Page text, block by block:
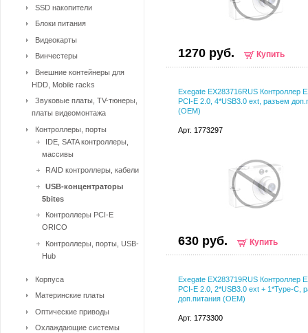
1270 руб. Купить
Exegate EX283716RUS Контроллер
PCI-E 2.0, 4*USB3.0 ext, разъем
(OEM)
Арт. 1773297
630 руб. Купить
Exegate EX283719RUS Контроллер
PCI-E 2.0, 2*USB3.0 ext + 1*Type-C,
доп.питания (OEM)
Арт. 1773300
SSD накопители
Блоки питания
Видеокарты
Винчестеры
Внешние контейнеры для
HDD, Mobile racks
Звуковые платы, TV-тюнеры,
платы видеомонтажа
Контроллеры, порты
IDE, SATA контроллеры,
массивы
RAID контроллеры, кабели
USB-концентраторы
5bites
Контроллеры PCI-E
ORICO
Контроллеры, порты, USB-
Hub
Корпуса
Материнские платы
Оптические приводы
Охлаждающие системы